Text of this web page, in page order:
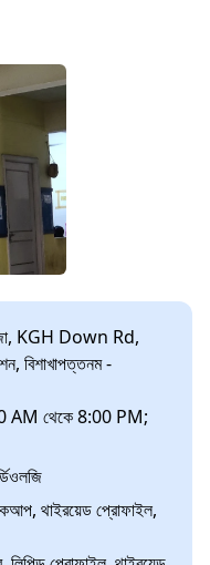
KGH Down Rd,
বিশাখাপত্তনম -
AM থেকে 8:00 PM;
থাইরয়েড প্রোফাইল,